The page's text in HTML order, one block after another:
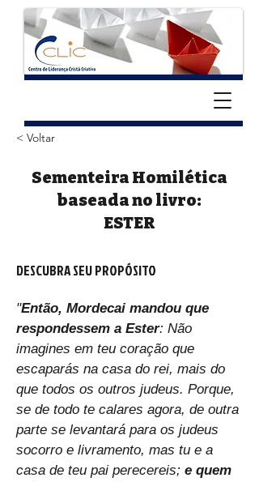
< Voltar
Sementeira Homilética
baseada no livro:
ESTER
DESCUBRA SEU PROPÓSITO
"Então, Mordecai mandou que
respondessem a Ester: Não
imagines em teu coração que
escaparás na casa do rei, mais do
que todos os outros judeus. Porque,
se de todo te calares agora, de outra
parte se levantará para os judeus
socorro e livramento, mas tu e a
casa de teu pai perecereis; e quem